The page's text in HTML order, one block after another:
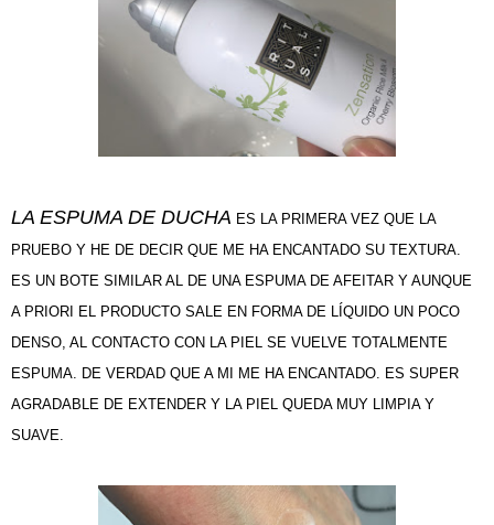
LA ESPUMA DE DUCHA ES LA PRIMERA VEZ QUE LA
PRUEBO Y HE DE DECIR QUE ME HA ENCANTADO SU TEXTURA.
ES UN BOTE SIMILAR AL DE UNA ESPUMA DE AFEITAR Y AUNQUE
A PRIORI EL PRODUCTO SALE EN FORMA DE LÍQUIDO UN POCO
DENSO, AL CONTACTO CON LA PIEL SE VUELVE TOTALMENTE
ESPUMA. DE VERDAD QUE A MI ME HA ENCANTADO. ES SUPER
AGRADABLE DE EXTENDER Y LA PIEL QUEDA MUY LIMPIA Y
SUAVE.